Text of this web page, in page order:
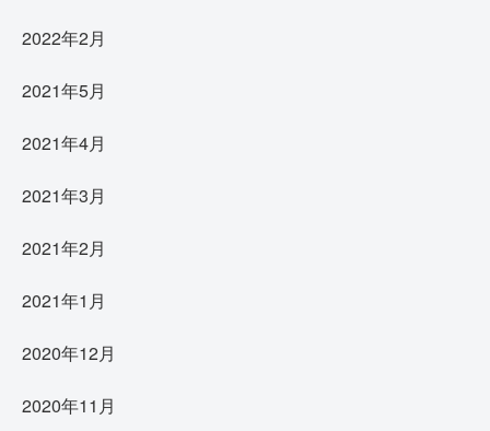
2022年2月
2021年5月
2021年4月
2021年3月
2021年2月
2021年1月
2020年12月
2020年11月